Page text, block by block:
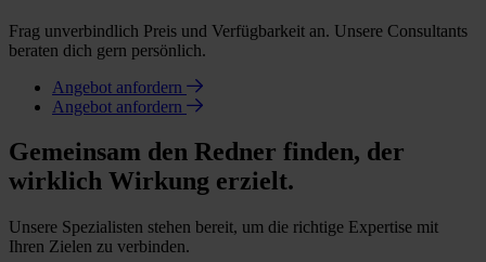
Frag unverbindlich Preis und Verfügbarkeit an. Unsere Consultants
beraten dich gern persönlich.
Angebot anfordern
Angebot anfordern
Gemeinsam den Redner finden, der
wirklich Wirkung erzielt.
Unsere Spezialisten stehen bereit, um die richtige Expertise mit
Ihren Zielen zu verbinden.